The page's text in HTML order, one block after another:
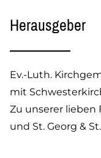
Herausgeber
Ev.-Luth.
mit
Zu unserer lieben
und St. Georg &